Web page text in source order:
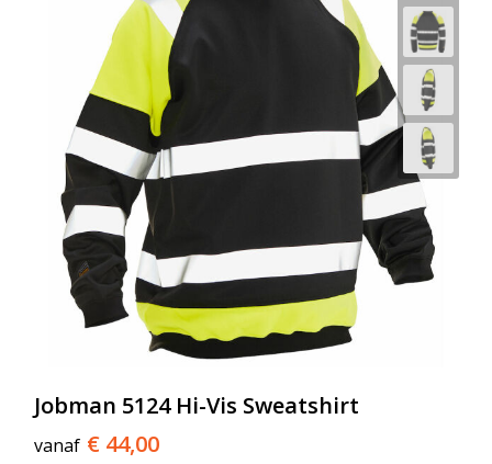
Jobman 5124 Hi-Vis Sweatshirt
vanaf € 44,00